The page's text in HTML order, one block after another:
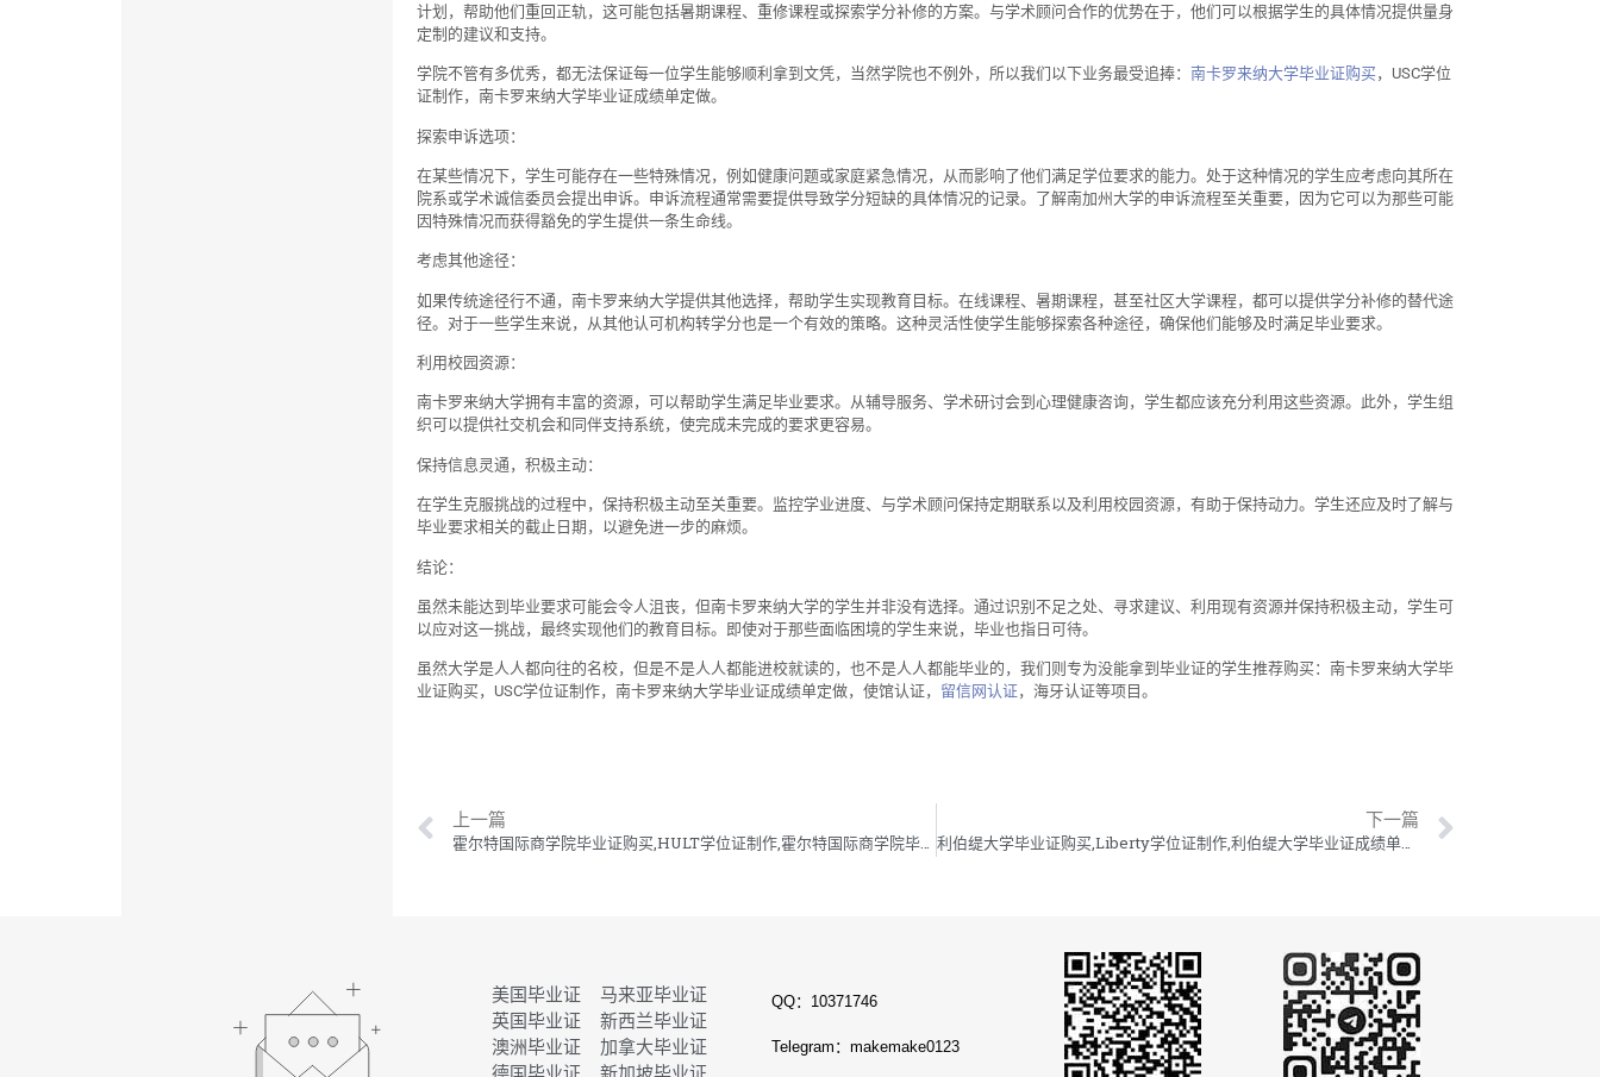
计划，帮助他们重回正轨，这可能包括暑期课程、重修课程或探索学分补修的方案。与学术顾问合作的优势在于，他们可以根据学生的具体情况提供量身
定制的建议和支持。
学院不管有多优秀，都无法保证每一位学生能够顺利拿到文凭，当然学院也不例外，所以我们以下业务最受追捧： 南卡罗来纳大学毕业证购买，USC学位
证制作，南卡罗来纳大学毕业证成绩单定做。
探索申诉选项：
在某些情况下，学生可能存在一些特殊情况，例如健康问题或家庭紧急情况，从而影响了他们满足学位要求的能力。处于这种情况的学生应考虑向其所在
院系或学术诚信委员会提出申诉。申诉流程通常需要提供导致学分短缺的具体情况的记录。了解南加州大学的申诉流程至关重要，因为它可以为那些可能
因特殊情况而获得豁免的学生提供一条生命线。
考虑其他途径：
如果传统途径行不通，南卡罗来纳大学提供其他选择，帮助学生实现教育目标。在线课程、暑期课程，甚至社区大学课程，都可以提供学分补修的替代途
径。对于一些学生来说，从其他认可机构转学分也是一个有效的策略。这种灵活性使学生能够探索各种途径，确保他们能够及时满足毕业要求。
利用校园资源：
南卡罗来纳大学拥有丰富的资源，可以帮助学生满足毕业要求。从辅导服务、学术研讨会到心理健康咨询，学生都应该充分利用这些资源。此外，学生组
织可以提供社交机会和同伴支持系统，使完成未完成的要求更容易。
保持信息灵通，积极主动：
在学生克服挑战的过程中，保持积极主动至关重要。监控学业进度、与学术顾问保持定期联系以及利用校园资源，有助于保持动力。学生还应及时了解与
毕业要求相关的截止日期，以避免进一步的麻烦。
结论：
虽然未能达到毕业要求可能会令人沮丧，但南卡罗来纳大学的学生并非没有选择。通过识别不足之处、寻求建议、利用现有资源并保持积极主动，学生可
以应对这一挑战，最终实现他们的教育目标。即使对于那些面临困境的学生来说，毕业也指日可待。
虽然大学是人人都向往的名校，但是不是人人都能进校就读的，也不是人人都能毕业的，我们则专为没能拿到毕业证的学生推荐购买：南卡罗来纳大学毕
业证购买，USC学位证制作，南卡罗来纳大学毕业证成绩单定做，使馆认证， 留信网认证，海牙认证等项目。
上一篇
霍尔特国际商学院毕业证购买,HULT学位证制作,霍尔特国际商学院毕业证成绩单定做
下一篇
利伯缇大学毕业证购买,Liberty学位证制作,利伯缇大学毕业证成绩单订做
美国毕业证
马来亚毕业证
英国毕业证
新西兰毕业证
澳洲毕业证
加拿大毕业证
德国毕业证
新加坡毕业证
QQ：10371746
Telegram：makemake0123